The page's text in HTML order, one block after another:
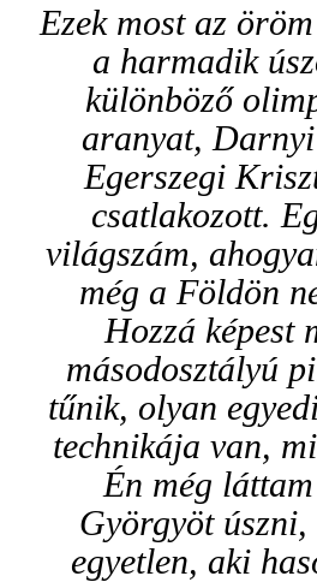
Ezek most az
a harmadik
különböző
aranyat, Darnyi
Egerszegi
csatlakozott.
világszám,
még a Földön
Hozzá képest
másodosztályú
tűnik, olyan
technikája van,
Én még
Györgyöt
egyetlen, aki